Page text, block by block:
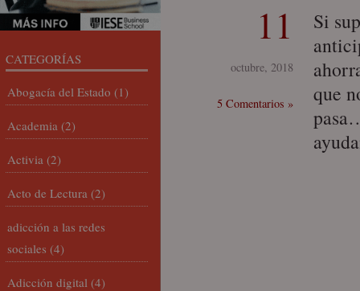
11
octubre, 2018
5 Comentarios »
Si
que
CATEGORÍAS
Abogacía del Estado (1)
Academia (2)
Activia (2)
Acto de Lectura (2)
adicción a las redes
sociales (4)
Adicción digital (4)